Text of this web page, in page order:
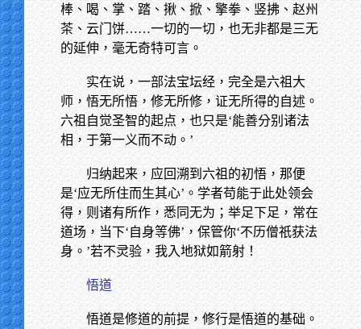
棒、喝、掌、踏、揪、掀、擎拳、竖拂、赵州
茶、云门饼……一切的一切，也无非都是三无
的延伸，毫无奇特可言。
实在说，一部法宝坛经，完全是六祖大
师，悟无所悟，修无所修，证无所得的自述。
六祖自觉圣智的起点，也只是‘能善分别诸法
相，于第一义而不动。’
归纳起来，应回溯到六祖的初悟，那便
是‘应无所住而生其心’。学者苟能于此处领会
得，则诸有所作，悉同无为；举足下足，常在
道场，当下‘自身等佛’，保管你‘不历僧祇获法
身。’若不灵验，我入地狱如箭射！
悟道
悟道是修道的前提，修行是悟道的基础。